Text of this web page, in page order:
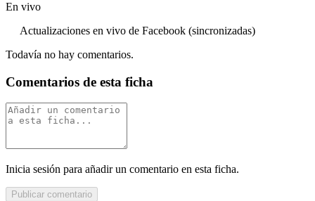
En vivo
Actualizaciones en vivo de Facebook (sincronizadas)
Todavía no hay comentarios.
Comentarios de esta ficha
Inicia sesión para añadir un comentario en esta ficha.
Publicar comentario